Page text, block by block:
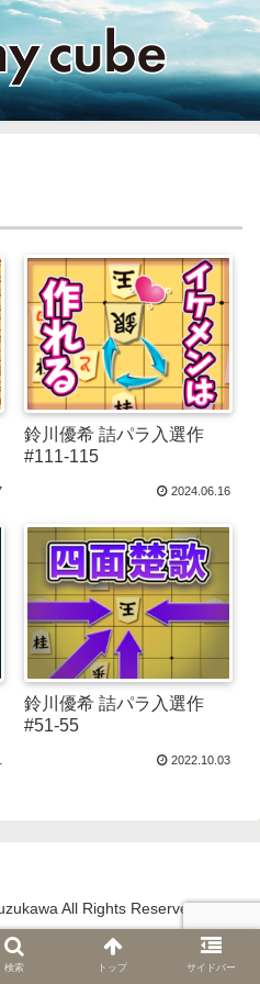
鈴川優希 詰パラ入選作
#111-115
2024.06.16
鈴川優希 詰パラ入選作
#51-55
2022.10.03
All Rights Reserved.
検索 トップ サイドバー